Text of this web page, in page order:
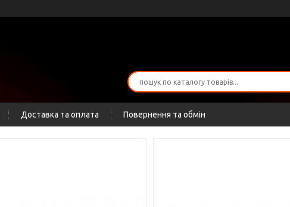
Доставка та оплата Повернення та обмін